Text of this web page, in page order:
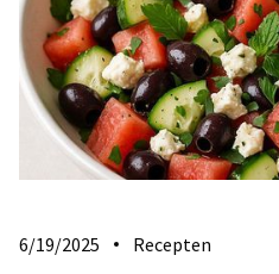
6/19/2025 Recepten